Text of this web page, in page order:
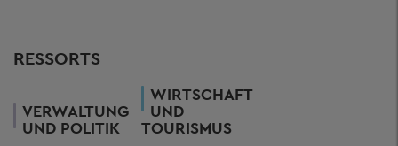
RESSORTS
VERWALTUNG
UND POLITIK
WIRTSCHAFT
UND
TOURISMUS